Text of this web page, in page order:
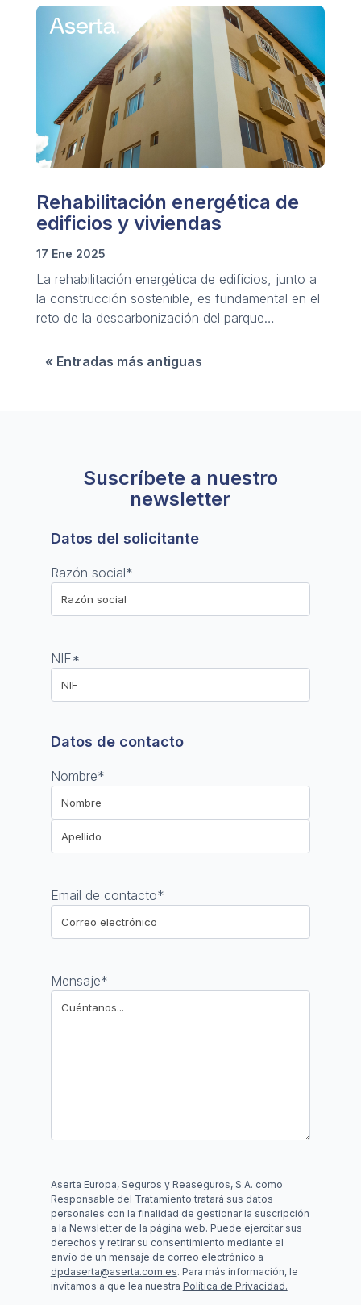
Rehabilitación energética de
edificios y viviendas
17 Ene 2025
La rehabilitación energética de edificios, junto a
la construcción sostenible, es fundamental en el
reto de la descarbonización del parque
« Entradas más antiguas
Suscríbete a nuestro
newsletter
Datos del solicitante
Razón social*
NIF*
Datos de contacto
Nombre*
Email de contacto*
Mensaje*
Aserta Europa, Seguros y Reaseguros, S.A. como
Responsable del Tratamiento tratará sus datos
personales con la finalidad de gestionar la suscripción
a la Newsletter de la página web. Puede ejercitar sus
derechos y retirar su consentimiento mediante el
envío de un mensaje de correo electrónico a
dpdaserta@aserta.com.es. Para más información, le
invitamos a que lea nuestra Política de Privacidad.